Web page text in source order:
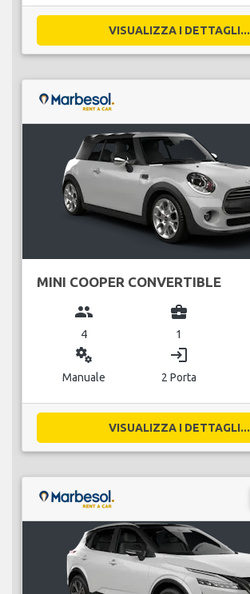
VISUALIZZA I DETTAGLI...
MINI COOPER CONVERTIBLE
group
4
business_center
1
miscellaneous_services
Manuale
login
2 Porta
VISUALIZZA I DETTAGLI...